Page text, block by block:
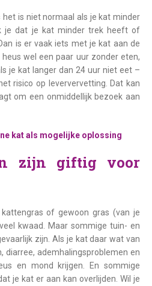
het is niet normaal als je kat minder
je dat je kat minder trek heeft of
is er vaak iets met je kat aan de
wel een paar uur zonder eten,
je kat langer dan 24 uur niet eet –
risico op leververvetting. Dat kan
om een onmiddellijk bezoek aan
kat als mogelijke oplossing
zijn giftig voor
of gewoon gras (van je
kwaad. Maar sommige tuin- en
zijn. Als je kat daar wat van
diarree, ademhalingsproblemen en
en mond krijgen. En sommige
je kat er aan kan overlijden. Wil je